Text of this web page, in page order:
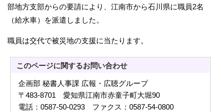
部地方支部からの要請により、江南市から石川県に職員2名
（給水車）を派遣しました。
職員は交代で被災地の支援に当たります。
このページに関するお問い合わせ
企画部 秘書人事課 広報・広聴グループ
〒483-8701 愛知県江南市赤童子町大堀90
電話：0587-50-0293 ファクス：0587-54-0800